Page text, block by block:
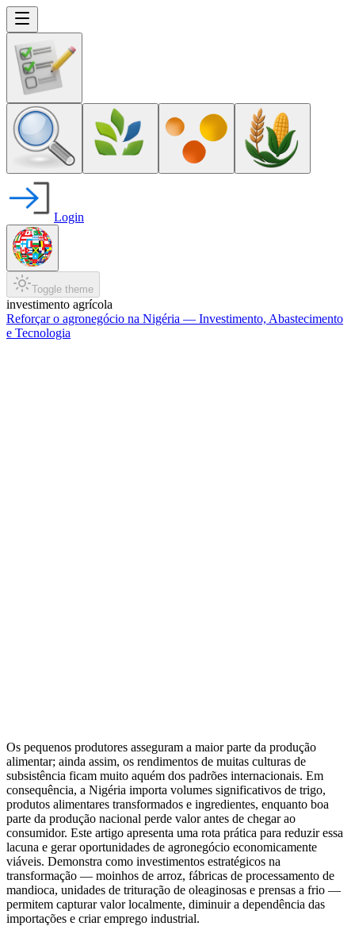
Login
Toggle theme
investimento agrícola
Reforçar o agronegócio na Nigéria — Investimento, Abastecimento
e Tecnologia
Os pequenos produtores asseguram a maior parte da produção
alimentar; ainda assim, os rendimentos de muitas culturas de
subsistência ficam muito aquém dos padrões internacionais. Em
consequência, a Nigéria importa volumes significativos de trigo,
produtos alimentares transformados e ingredientes, enquanto boa
parte da produção nacional perde valor antes de chegar ao
consumidor. Este artigo apresenta uma rota prática para reduzir essa
lacuna e gerar oportunidades de agronegócio economicamente
viáveis. Demonstra como investimentos estratégicos na
transformação — moinhos de arroz, fábricas de processamento de
mandioca, unidades de trituração de oleaginosas e prensas a frio —
permitem capturar valor localmente, diminuir a dependência das
importações e criar emprego industrial.